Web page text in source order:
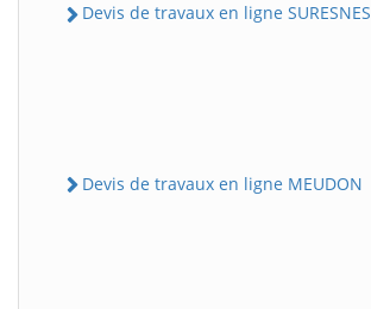
Devis de travaux en ligne SURESNES
Devis de travaux en ligne MEUDON